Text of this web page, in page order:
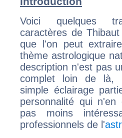
Voici quelques
caractères de
que l'on peut
thème astrologique
description n'est pas
complet loin de là,
simple éclairage
personnalité qui n'en
pas moins
professionnels de l'